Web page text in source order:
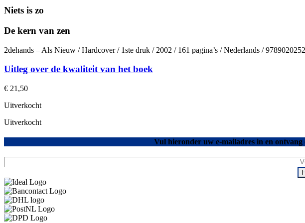
Niets is zo
De kern van zen
2dehands – Als Nieuw / Hardcover / 1ste druk / 2002 / 161 pagina’s / Nederlands /
Uitleg over de kwaliteit van het boek
€ 21,50
Uitverkocht
Uitverkocht
Vul hieronder uw e-mailadres in en